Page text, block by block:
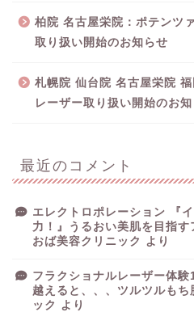
柏院 名古屋栄院：ポテンツ
取り扱い開始のお知らせ
札幌院 仙台院 名古屋栄院
レーザー取り扱い開始のお
最近のコメント
エレクトロポレーション 『
力！』うるおい美肌を目指
おば美容クリニック
より
フラクショナルレーザー体
越えると、、、ツルツルもち
ック
より